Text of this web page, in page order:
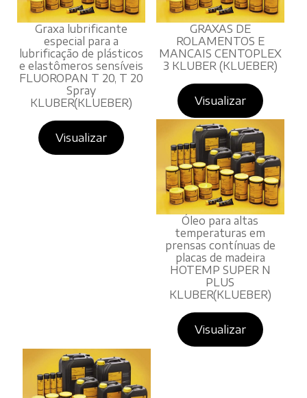
Graxa lubrificante
especial para a
lubrificação de plásticos
e elastômeros sensíveis
FLUOROPAN T 20, T 20
Spray
KLUBER(KLUEBER)
Visualizar
GRAXAS DE
ROLAMENTOS E
MANCAIS CENTOPLEX
3 KLUBER (KLUEBER)
Visualizar
Óleo para altas
temperaturas em
prensas contínuas de
placas de madeira
HOTEMP SUPER N
PLUS
KLUBER(KLUEBER)
Visualizar